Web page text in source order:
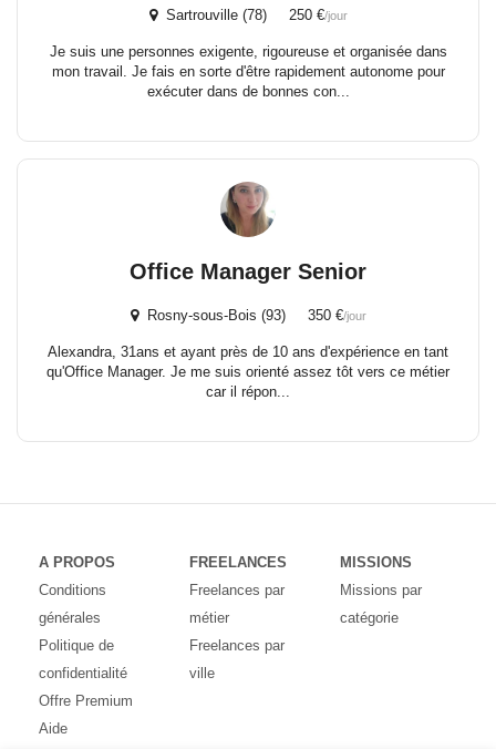
Sartrouville (78) 250 €/jour
Je suis une personnes exigente, rigoureuse et organisée dans
mon travail. Je fais en sorte d'être rapidement autonome pour
exécuter dans de bonnes con...
Office Manager Senior
Rosny-sous-Bois (93) 350 €/jour
Alexandra, 31ans et ayant près de 10 ans d'expérience en tant
qu'Office Manager. Je me suis orienté assez tôt vers ce métier
car il répon...
A PROPOS
Conditions
générales
Politique de
confidentialité
Offre Premium
Aide
FREELANCES
Freelances par
métier
Freelances par
ville
MISSIONS
Missions par
catégorie